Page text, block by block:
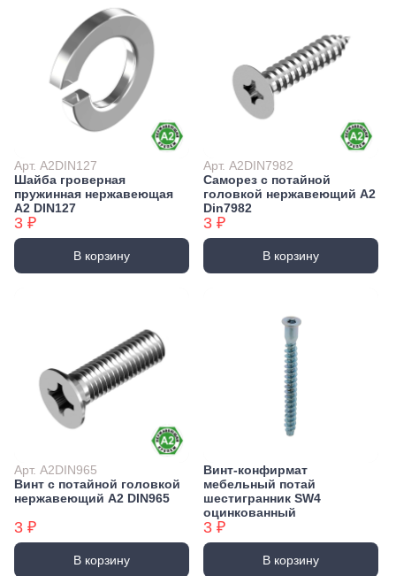
Арт. А2DIN127
Шайба гроверная
пружинная нержавеющая
А2 DIN127
3 ₽
В корзину
Арт. А2DIN7982
Саморез с потайной
головкой нержавеющий А2
Din7982
3 ₽
В корзину
Арт. А2DIN965
Винт с потайной головкой
нержавеющий А2 DIN965
3 ₽
В корзину
Винт-конфирмат
мебельный потай
шестигранник SW4
оцинкованный
3 ₽
В корзину